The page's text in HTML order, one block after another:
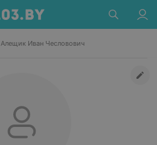
Алещик Иван Чесловович